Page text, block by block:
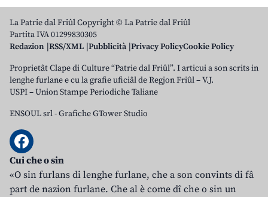
La Patrie dal Friûl Copyright © La Patrie dal Friûl
Partita IVA 01299830305
Redazion RSS/XML Pubblicità Privacy PolicyCookie Policy
Proprietât Clape di Culture “Patrie dal Friûl”. I articui a son scrits in
lenghe furlane e cu la grafie uficiâl de Regjon Friûl – V.J.
USPI – Union Stampe Periodiche Taliane
ENSOUL srl-Grafiche GTower Studio
Cui che o sin
«O sin furlans di lenghe furlane, che a son convints di fâ
part de nazion furlane. Che al è come dî che o sin un